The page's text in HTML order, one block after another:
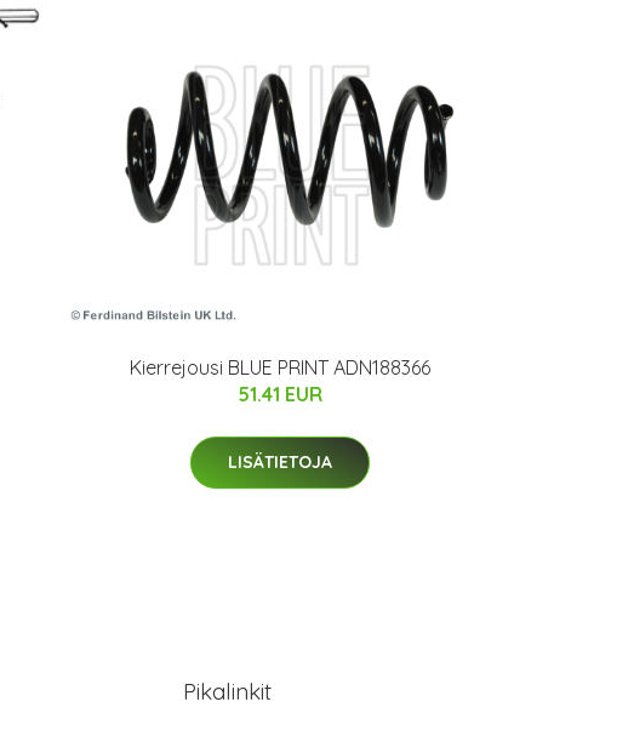
Kierrejousi BLUE PRINT ADN188366
51.41 EUR
LISÄTIETOJA
Pikalinkit